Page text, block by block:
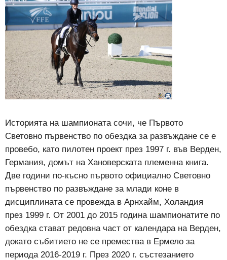
Историята на шампионата сочи, че Първото
Световно първенство по обездка за развъждане се е
провебо, като пилотен проект през 1997 г. във Верден,
Германия, домът на Хановерската племенна книга.
Две години по-късно първото официално Световно
първенство по развъждане за млади коне в
дисциплината се провежда в Арнхайм, Холандия
през 1999 г. От 2001 до 2015 година шампионатите по
обездка стават редовна част от календара на Верден,
докато събитието не се премества в Ермело за
периода 2016-2019 г. През 2020 г. състезанието